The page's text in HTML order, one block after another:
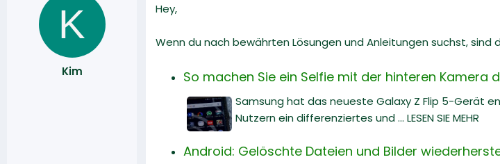
K
Kim
Hey,
Wenn du nach bewährten Lösungen und Anleitungen suchst, sind
So machen Sie ein Selfie mit der hinteren Kamera
Samsung hat das neueste Galaxy Z Flip 5-Gerät
Nutzern ein differenziertes und ... LESEN SIE MEHR
Android: Gelöschte Dateien und Bilder